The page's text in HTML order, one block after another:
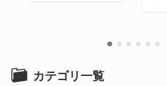
カテゴリ一覧